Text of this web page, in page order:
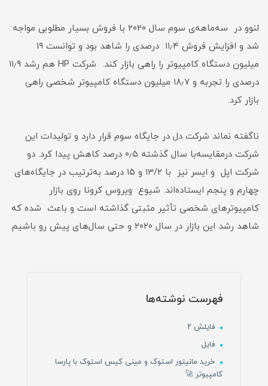
لنوو در سه‌ماهه‌ی سوم سال ۲۰۲۰ با فروش بسیار مطلوبی مواجه
شد و افزایش فروش ۱۱٫۴ درصدی را شاهد بود و توانست ۱۹
میلیون دستگاه کامپیوتر را راهی بازار کند. شرکت HP هم رشد ۱۱٫۹
درصدی را تجربه و ۱۸٫۷ میلیون دستگاه کامپیوتر شخصی راهی
بازار کرد.
ناگفته نماند شرکت دل در جایگاه سوم قرار دارد و تولیدات این
شرکت در‌مقایسه‌با سال گذشته ۰٫۵ درصد کاهش پیدا کرد. دو
شرکت اپل و ایسر نیز با ۱۳/۲ و ۱۵ درصد به‌ترتیب در جایگاه‌های
چهارم و پنجم ایستاده‌اند. شیوع ویروس کرونا روی بازار
کامپیوترهای شخصی تأثیر مثبتی گذاشته است و باعث شده که
شاهد رشد این بازار در سال ۲۰۲۰ و حتی سال‌های پیش رو باشیم.
فهرست نوشته‌ها
فایلش ۲
فایل
خرید مانیتور استوک و مینی کیس استوک با پارسا
کامپیوتر 🚀